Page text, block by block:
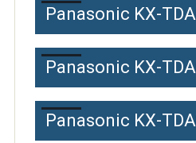
Panasonic KX-
Panasonic KX-
Panasonic KX-